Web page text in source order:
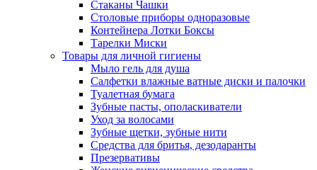
Стаканы Чашки
Столовые приборы одноразовые
Контейнера Лотки Боксы
Тарелки Миски
Товары для личной гигиены
Мыло гель для душа
Салфетки влажные ватные диски и палочки
Туалетная бумага
Зубные пасты, ополаскиватели
Уход за волосами
Зубные щетки, зубные нити
Средства для бритья, дезодаранты
Презервативы